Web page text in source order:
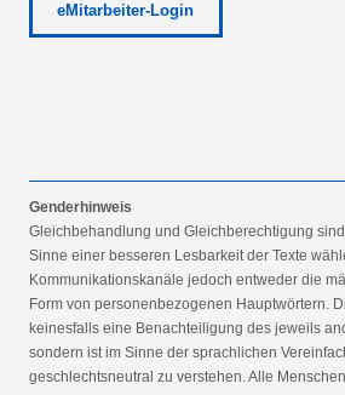
eMitarbeiter-Login
Genderhinweis
Gleichbehandlung und Gleichberechtigung
Sinne einer besseren Lesbarkeit der Texte
Kommunikationskanäle jedoch entweder die
Form von personenbezogenen Hauptwörtern.
keinesfalls eine Benachteiligung des jeweils
sondern ist im Sinne der sprachlichen
geschlechtsneutral zu verstehen. Alle